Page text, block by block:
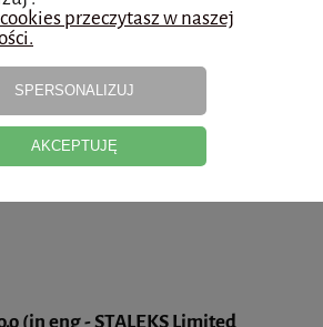
na terenie UE
(in eng - STALEKS Limited
przeczytasz w naszej
SPERSONALIZUJ
AKCEPTUJĘ